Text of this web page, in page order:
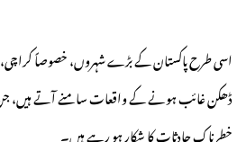
اسی طرح پاکستان کے بڑے شہروں، خصوصاً
ڈھکن غائب ہونے کے واقعات سامنے آتے
خطرناک حادثات کا شکار ہو رہے ہیں۔